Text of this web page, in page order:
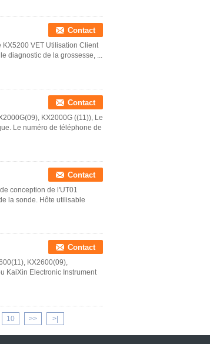
Contact
VET Utilisation Client
diagnostic de la grossesse, ...
Contact
KX2000G ((11)), Le
Le numéro de téléphone de
Contact
conception de l'UT01
la sonde. Hôte utilisable
Contact
KX2600(09),
KaiXin Electronic Instrument
10 >> >|